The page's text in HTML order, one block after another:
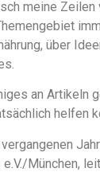
meine
über
an Artikeln
helfen
München,